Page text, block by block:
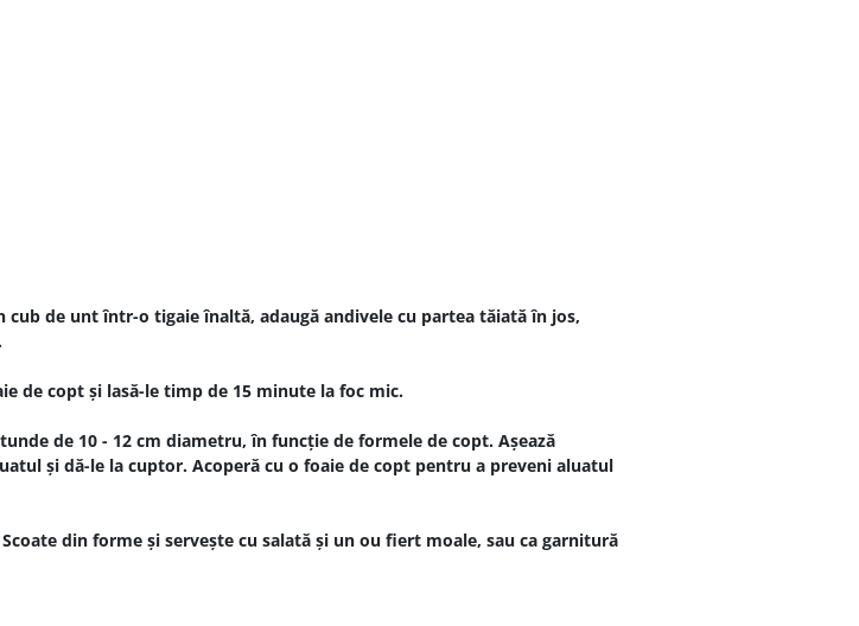
de unt într-o tigaie înaltă, adaugă andivele cu partea tăiată în jos,
de copt și lasă-le timp de 15 minute la foc mic.
de 10 - 12 cm diametru, în funcție de formele de copt. Așează
și dă-le la cuptor. Acoperă cu o foaie de copt pentru a preveni aluatul
din forme și servește cu salată și un ou fiert moale, sau ca garnitură